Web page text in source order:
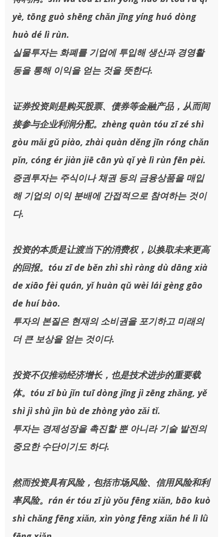
yè, tōng guò shēng chǎn jīng yíng huó dòng
huò dé lì rùn.
실물투자는 화폐를 기업에 투입해 생산과 경영활
동을 통해 이익을 얻는 것을 뜻한다.
证券投资则是购买股票、债券等金融产品，从而间
接参与企业利润分配。zhèng quàn tóu zī zé shì
gòu mǎi gǔ piào, zhài quàn děng jīn róng chǎn
pǐn, cóng ér jiàn jiē cān yù qǐ yè lì rùn fēn pèi.
증권투자는 주식이나 채권 등의 금융상품을 매입
해 기업의 이익 분배에 간접적으로 참여하는 것이
다.
投资的本质是让渡当下的消费权，以换取未来更高
的回报。tóu zī de běn zhì shì ràng dù dāng xià
de xiāo fèi quán, yǐ huàn qǔ wèi lái gèng gāo
de huí bào.
투자의 본질은 현재의 소비권을 포기하고 미래의
더 큰 보상을 얻는 것이다.
投资不仅推动经济增长，也是技术进步的重要载
体。tóu zī bù jǐn tuī dòng jīng jì zēng zhǎng, yě
shì jì shù jìn bù de zhòng yào zǎi tǐ.
투자는 경제성장을 촉진할 뿐 아니라 기술 발전의
중요한 수단이기도 하다.
然而投资具有风险，包括市场风险、信用风险和利
率风险。rán ér tóu zī jù yǒu fēng xiǎn, bāo kuò
shì chǎng fēng xiǎn, xìn yòng fēng xiǎn hé lì lǜ